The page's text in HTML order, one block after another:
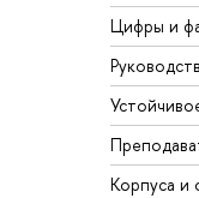
Цифры и
Корпуса и